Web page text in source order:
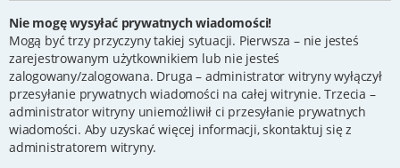
Nie mogę wysyłać prywatnych wiadomości!
Mogą być trzy przyczyny takiej sytuacji. Pierwsza – nie jesteś
zarejestrowanym użytkownikiem lub nie jesteś
zalogowany/zalogowana. Druga – administrator witryny wyłączył
przesyłanie prywatnych wiadomości na całej witrynie. Trzecia –
administrator witryny uniemożliwił ci przesyłanie prywatnych
wiadomości. Aby uzyskać więcej informacji, skontaktuj się z
administratorem witryny.